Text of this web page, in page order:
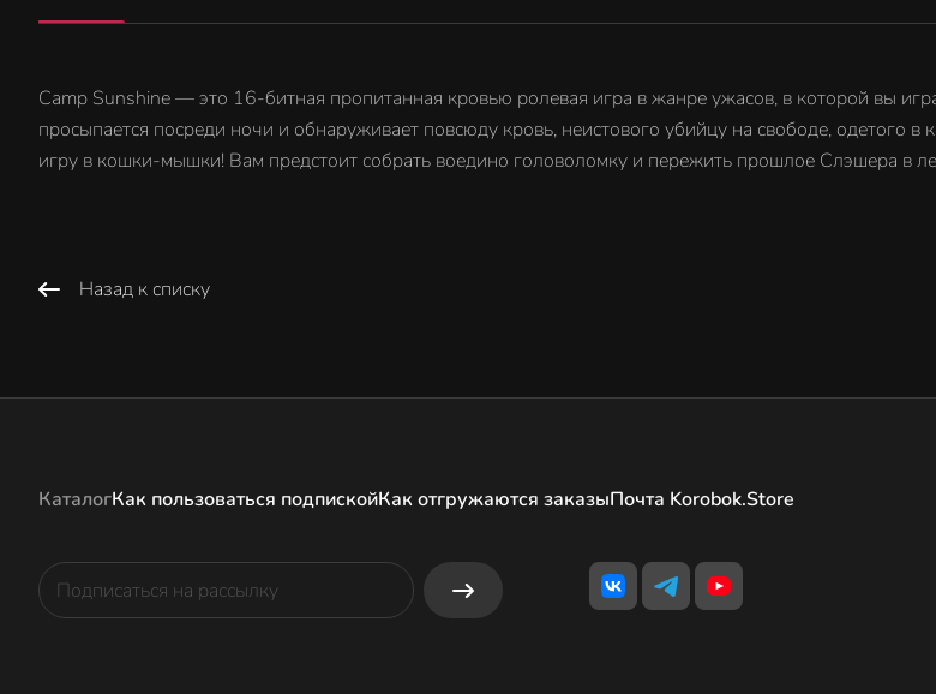
Camp Sunshine — это 16-битная пропитанная кровью ролевая игра в жанре ужасов, в которой вы
просыпается посреди ночи и обнаруживает повсюду кровь, неистового убийцу на свободе, одетого
игру в кошки-мышки! Вам предстоит собрать воедино головоломку и пережить прошлое Слэшера в
Назад к списку
КаталогКак пользоваться подпискойКак отгружаются заказыПочта Korobok.Store